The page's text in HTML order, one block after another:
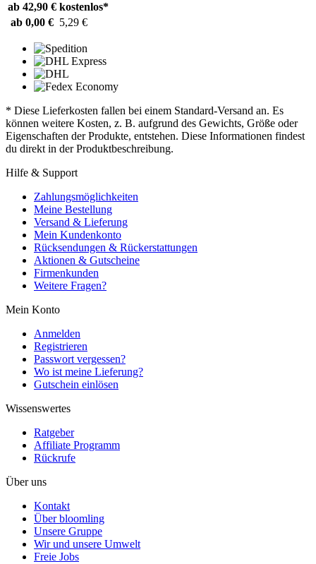
ab 42,90 € kostenlos*
ab 0,00 € 5,29 €
* Diese Lieferkosten fallen bei einem Standard-Versand an. Es
können weitere Kosten, z. B. aufgrund des Gewichts, Größe oder
Eigenschaften der Produkte, entstehen. Diese Informationen findest
du direkt in der Produktbeschreibung.
Hilfe & Support
Zahlungsmöglichkeiten
Meine Bestellung
Versand & Lieferung
Mein Kundenkonto
Rücksendungen & Rückerstattungen
Aktionen & Gutscheine
Firmenkunden
Weitere Fragen?
Mein Konto
Anmelden
Registrieren
Passwort vergessen?
Wo ist meine Lieferung?
Gutschein einlösen
Wissenswertes
Ratgeber
Affiliate Programm
Rückrufe
Über uns
Kontakt
Über bloomling
Unsere Gruppe
Wir und unsere Umwelt
Freie Jobs